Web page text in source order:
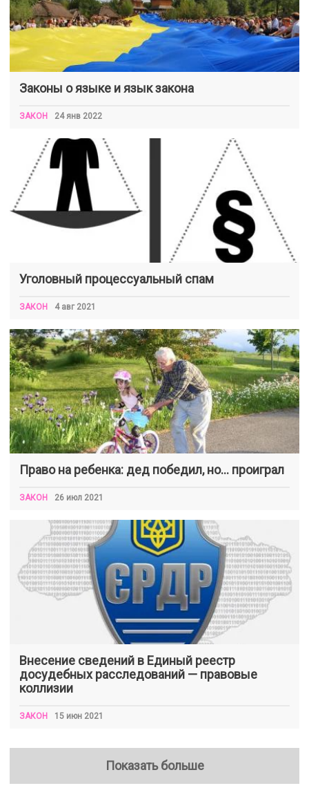
Законы о языке и язык закона
ЗАКОН 24 янв 2022
Уголовный процессуальный спам
ЗАКОН 4 авг 2021
Право на ребенка: дед победил, но… проиграл
ЗАКОН 26 июл 2021
Внесение сведений в Единый реестр
досудебных расследований — правовые
коллизии
ЗАКОН 15 июн 2021
Показать больше